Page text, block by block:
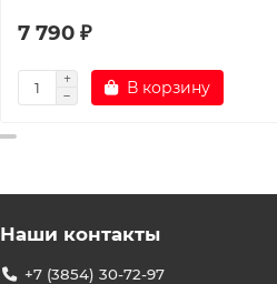
7 790 ₽
В корзину
Наши контакты
+7 (3854) 30-72-97